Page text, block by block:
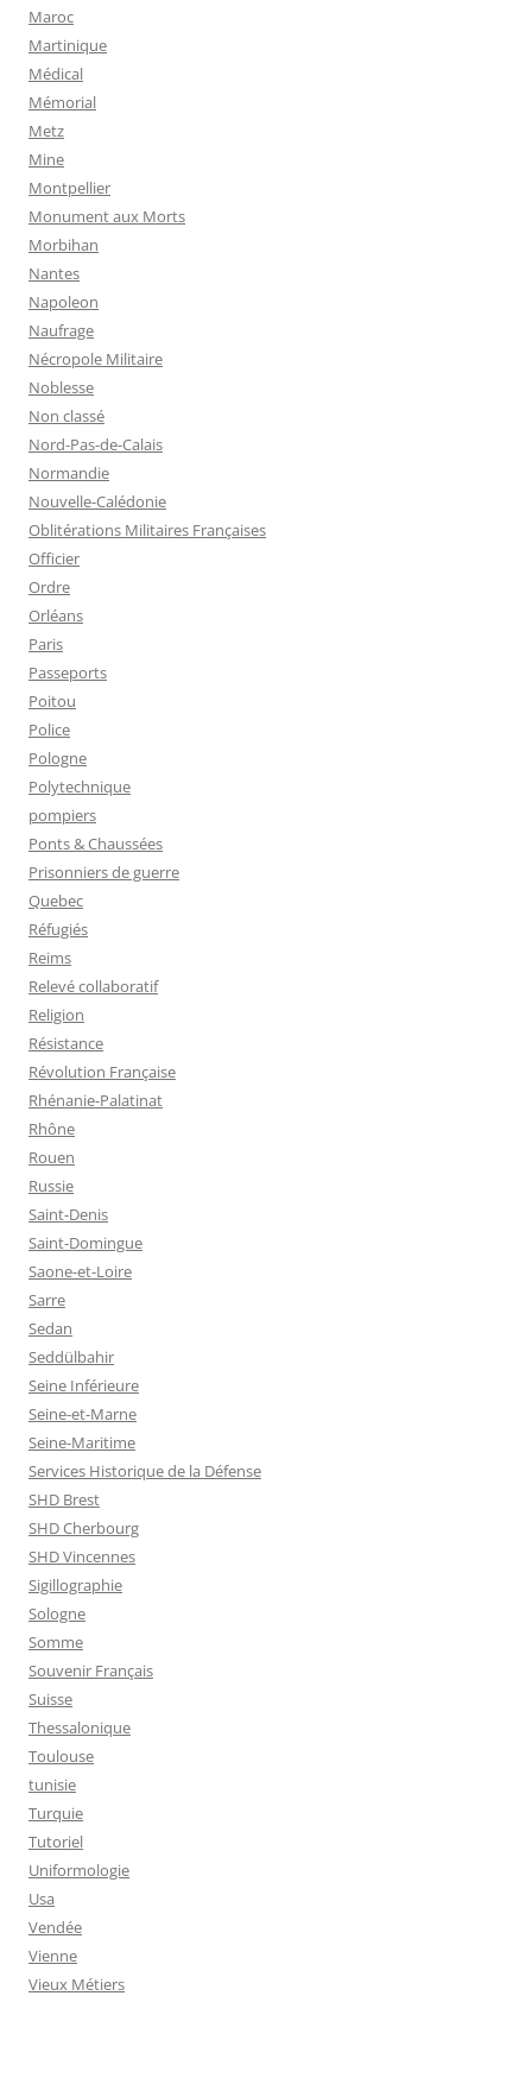
Maroc
Martinique
Médical
Mémorial
Metz
Mine
Montpellier
Monument aux Morts
Morbihan
Nantes
Napoleon
Naufrage
Nécropole Militaire
Noblesse
Non classé
Nord-Pas-de-Calais
Normandie
Nouvelle-Calédonie
Oblitérations Militaires Françaises
Officier
Ordre
Orléans
Paris
Passeports
Poitou
Police
Pologne
Polytechnique
pompiers
Ponts & Chaussées
Prisonniers de guerre
Quebec
Réfugiés
Reims
Relevé collaboratif
Religion
Résistance
Révolution Française
Rhénanie-Palatinat
Rhône
Rouen
Russie
Saint-Denis
Saint-Domingue
Saone-et-Loire
Sarre
Sedan
Seddülbahir
Seine Inférieure
Seine-et-Marne
Seine-Maritime
Services Historique de la Défense
SHD Brest
SHD Cherbourg
SHD Vincennes
Sigillographie
Sologne
Somme
Souvenir Français
Suisse
Thessalonique
Toulouse
tunisie
Turquie
Tutoriel
Uniformologie
Usa
Vendée
Vienne
Vieux Métiers